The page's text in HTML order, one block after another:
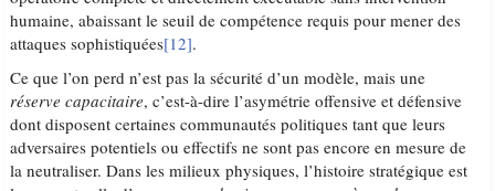
humaine, abaissant le seuil de compétence requis pour mener des
attaques sophistiquées[12].
Ce que l’on perd n’est pas la sécurité d’un modèle, mais une
réserve capacitaire, c’est-à-dire l’asymétrie offensive et défensive
dont disposent certaines communautés politiques tant que leurs
adversaires potentiels ou effectifs ne sont pas encore en mesure de
la neutraliser. Dans les milieux physiques, l’histoire stratégique est